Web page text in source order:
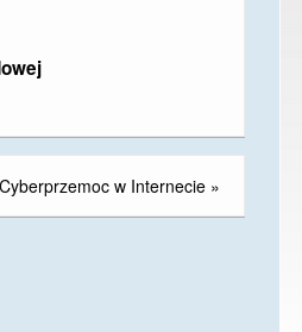
Cyberprzemoc w Internecie »